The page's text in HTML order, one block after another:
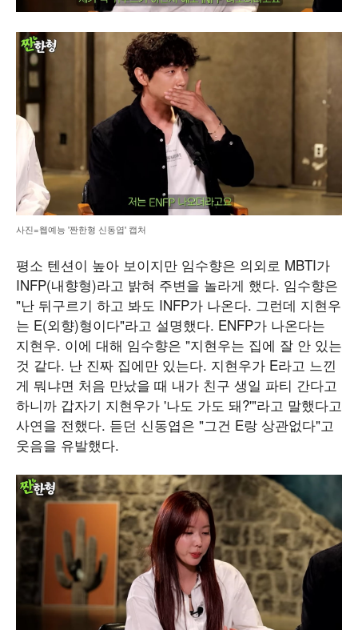
사진=웹예능 '짠한형 신동엽' 캡처
평소 텐션이 높아 보이지만 임수향은 의외로 MBTI가
INFP(내향형)라고 밝혀 주변을 놀라게 했다. 임수향은
"난 뒤구르기 하고 봐도 INFP가 나온다. 그런데 지현우
는 E(외향)형이다"라고 설명했다. ENFP가 나온다는
지현우. 이에 대해 임수향은 "지현우는 집에 잘 안 있는
것 같다. 난 진짜 집에만 있는다. 지현우가 E라고 느낀
게 뭐냐면 처음 만났을 때 내가 친구 생일 파티 간다고
하니까 갑자기 지현우가 '나도 가도 돼?'"라고 말했다고
사연을 전했다. 듣던 신동엽은 "그건 E랑 상관없다"고
웃음을 유발했다.